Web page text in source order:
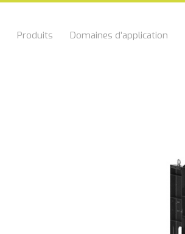
Produits Domaines d’application